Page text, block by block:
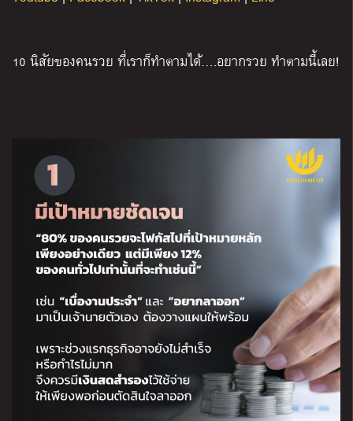
10 นิสัยของคนรวย ที่เราก็ทำตามได้….อยากรวย ทำตามนี้เลย!